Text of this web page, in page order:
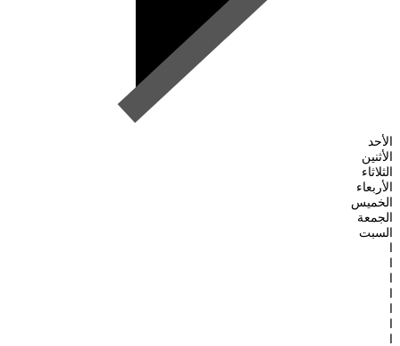
الأحد
الأثنين
الثلاثاء
الأربعاء
الخميس
الجمعة
السبت